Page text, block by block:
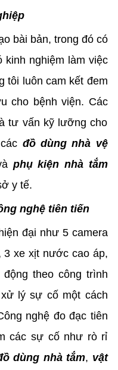
bài bản, trong đó có
kinh nghiệm làm việc
tôi luôn cam kết đem
cho bệnh viện. Các
tư vấn kỹ lưỡng cho
đồ dùng nhà vệ
phụ kiện nhà tắm
y tế.
nghệ tiên tiến
đại như 5 camera
3 xe xịt nước cao áp,
theo công trình
lý sự cố một cách
nghệ đo đạc tiên
các sự cố như rò rỉ
dùng nhà tắm, vật